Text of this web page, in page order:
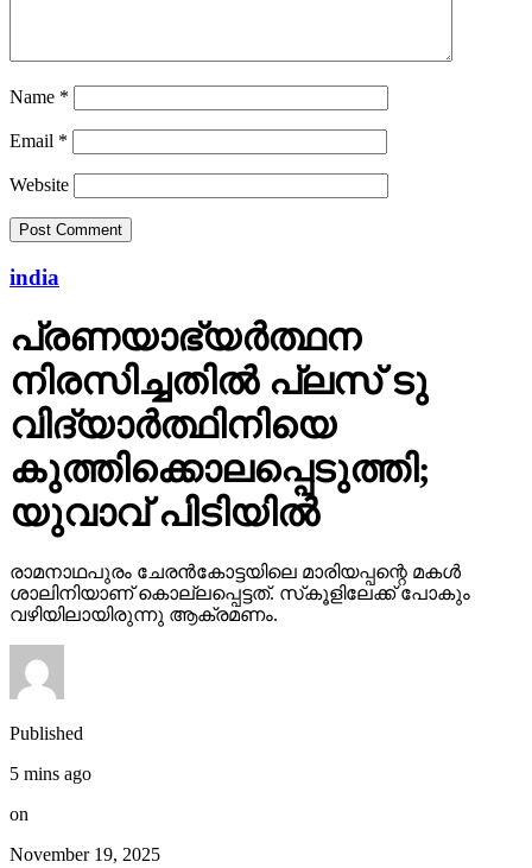
Name *
Email *
Website
india
പ്രണയാഭ്യര്‍ത്ഥന
നിരസിച്ചതില്‍ പ്ലസ് ടു
വിദ്യാര്‍ത്ഥിനിയെ
കുത്തിക്കൊലപ്പെടുത്തി;
യുവാവ് പിടിയില്‍
രാമനാഥപുരം ചേരന്‍കോട്ടയിലെ മാരിയപ്പന്റെ മകള്‍
ശാലിനിയാണ് കൊല്ലപ്പെട്ടത്. സ്‌കൂളിലേക്ക് പോകും
വഴിയിലായിരുന്നു ആക്രമണം.
Published
5 mins ago
on
November 19, 2025